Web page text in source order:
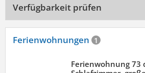
Verfügbarkeit prüfen
Ferienwohnungen 1
Ferienwohnung 73